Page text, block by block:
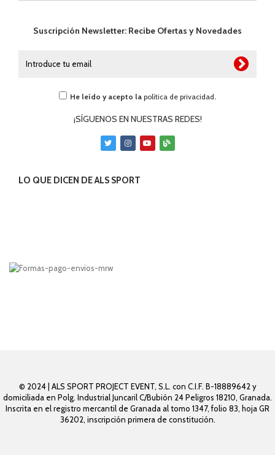
Suscripción Newsletter: Recibe Ofertas y Novedades
He leído y acepto la política de privacidad.
¡SÍGUENOS EN NUESTRAS REDES!
LO QUE DICEN DE ALS SPORT
© 2024 | ALS SPORT PROJECT EVENT, S.L. con C.I.F. B-18889642 y
domiciliada en Polg. Industrial Juncaril C/Bubión 24 Peligros 18210, Granada.
Inscrita en el registro mercantil de Granada al tomo 1347, folio 83, hoja GR
36202, inscripción primera de constitución.